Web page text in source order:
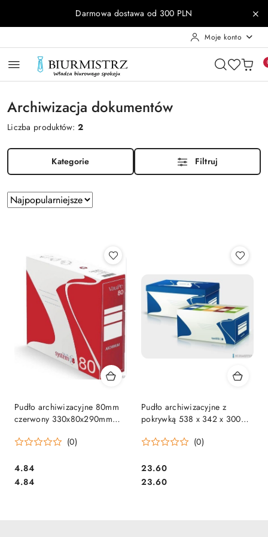
Przejdź do treści głównej
Przejdź do wyszukiwarki
Przejdź do moje konto
Przejdź do menu głównego
Przejdź do stopkiDarmowa dostawa od 300 PLN
Moje konto
Archiwizacja dokumentów
Liczba produktów:2
Kategorie Filtruj
Zastosowano
sortowanie:
Sortuj
według
Pudło archiwizacyjne 80mm
czerwony 330x80x290mm
(0)
Cena:
4.84
Cena:
4.84
Pudło archiwizacyjne z
pokrywką 538 x 342 x 300
pojemników 100mm lub 6
(0)
Cena:
23.60
Cena:
23.60